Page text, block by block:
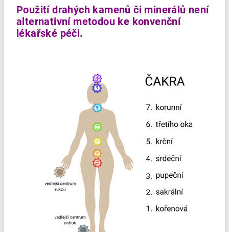
Použití drahých kamenů či minerálů není
alternativní metodou ke konvenční
lékařské péči.